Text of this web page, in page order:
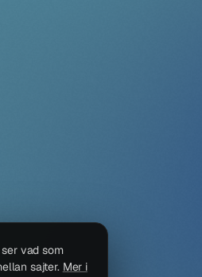
vad som
sajter. Mer i